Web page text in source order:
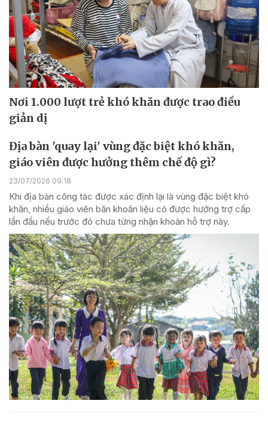
Nơi 1.000 lượt trẻ khó khăn được trao điều
giản dị
Địa bàn 'quay lại' vùng đặc biệt khó khăn,
giáo viên được hưởng thêm chế độ gì?
23/07/2026 09:18
Khi địa bàn công tác được xác định lại là vùng đặc biệt khó
khăn, nhiều giáo viên băn khoăn liệu có được hưởng trợ cấp
lần đầu nếu trước đó chưa từng nhận khoản hỗ trợ này.